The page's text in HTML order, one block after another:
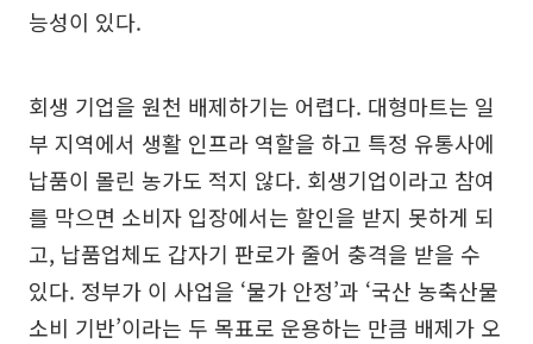
능성이 있다.
회생 기업을 원천 배제하기는 어렵다. 대형마트는 일
부 지역에서 생활 인프라 역할을 하고 특정 유통사에
납품이 몰린 농가도 적지 않다. 회생기업이라고 참여
를 막으면 소비자 입장에서는 할인을 받지 못하게 되
고, 납품업체도 갑자기 판로가 줄어 충격을 받을 수
있다. 정부가 이 사업을 ‘물가 안정’과 ‘국산 농축산물
소비 기반’이라는 두 목표로 운용하는 만큼 배제가 오